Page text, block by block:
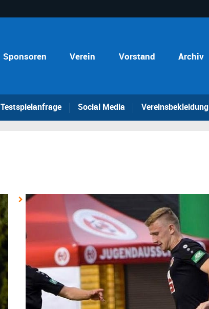
Sponsoren Verein Vorstand Archiv
Testspielanfrage Social Media Vereinsbekleidung